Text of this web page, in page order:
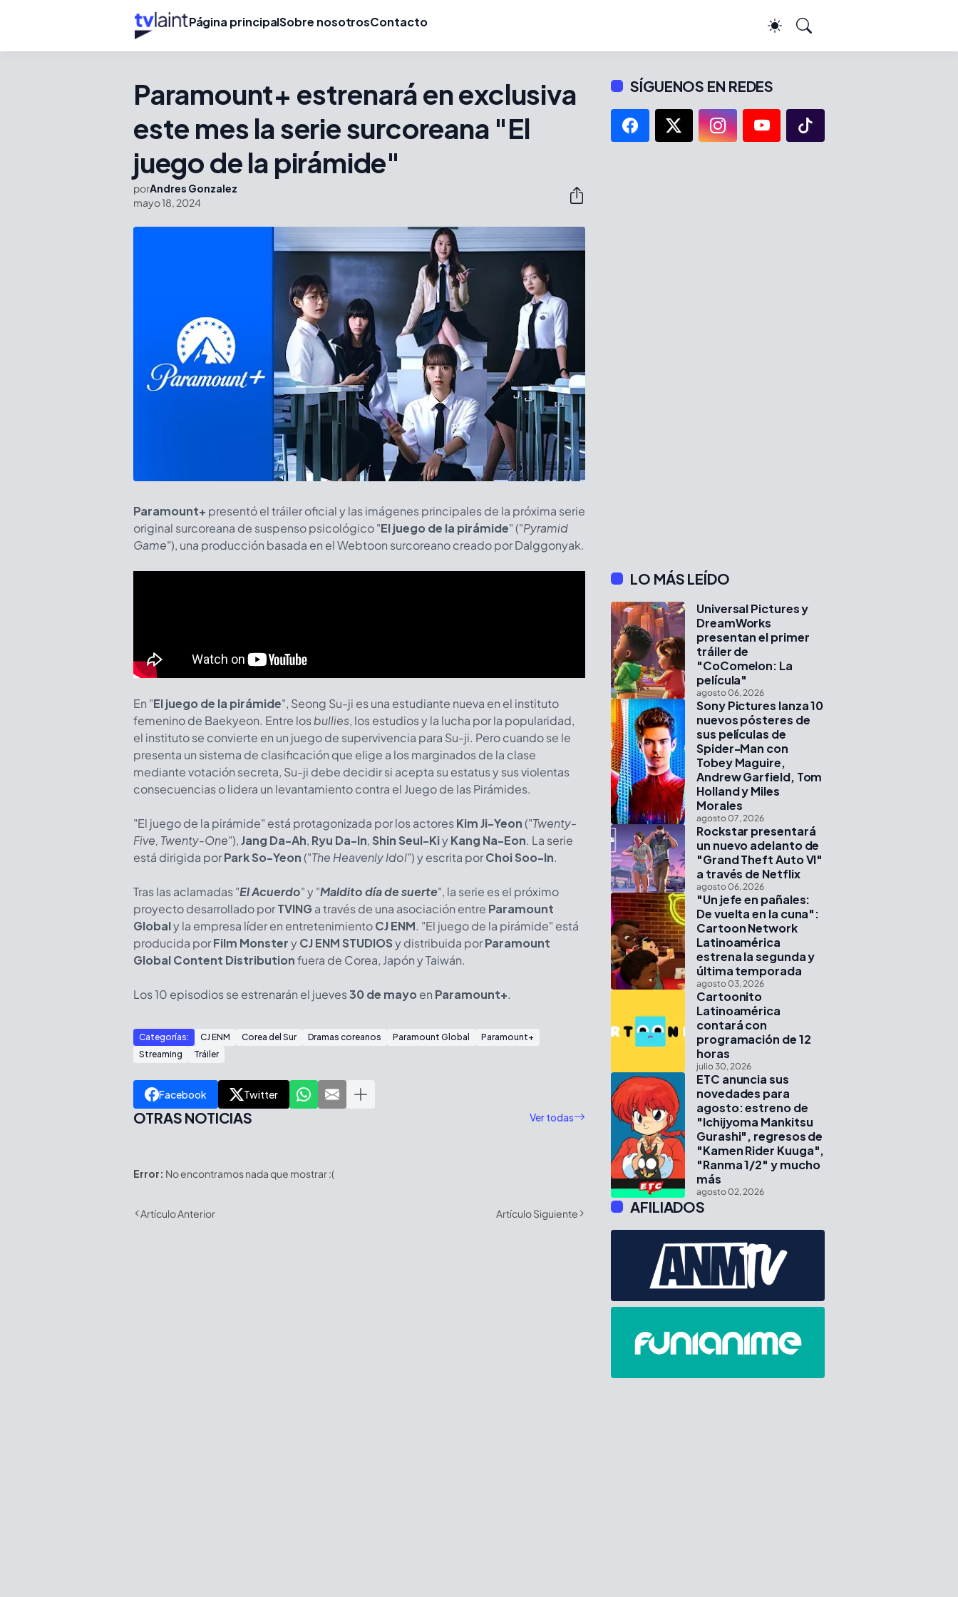
Página principalSobre nosotrosContacto
Paramount+ estrenará en exclusiva
este mes la serie surcoreana "El
juego de la pirámide"
porAndres Gonzalez
mayo 18, 2024
Paramount+ presentó el tráiler oficial y las imágenes principales de la próxima serie
original surcoreana de suspenso psicológico "El juego de la pirámide" ("Pyramid
Game"), una producción basada en el Webtoon surcoreano creado por Dalggonyak.
En "El juego de la pirámide", Seong Su-ji es una estudiante nueva en el instituto
femenino de Baekyeon. Entre losbullies, los estudios y la lucha por la popularidad,
el instituto se convierte en un juego de supervivencia para Su-ji. Pero cuando se le
presenta un sistema de clasificación que elige a los marginados de la clase
mediante votación secreta, Su-ji debe decidir si acepta su estatus y sus violentas
consecuencias o lidera un levantamiento contra el Juego de las Pirámides.
"El juego de la pirámide" está protagonizada por los actoresKim Ji-Yeon("Twenty-
Five, Twenty-One"),Jang Da-Ah, Ryu Da-In, Shin Seul-KiyKang Na-Eon. La serie
está dirigida porPark So-Yeon("The Heavenly Idol") y escrita porChoi Soo-In.
Tras las aclamadas"El Acuerdo"y "Maldito día de suerte", la serie es el próximo
proyecto desarrollado porTVINGa través de una asociación entre Paramount
Globaly la empresa líder en entretenimientoCJ ENM. "El juego de la pirámide" está
producida porFilm MonsteryCJ ENM STUDIOSy distribuida porParamount
Global Content Distributionfuera de Corea, Japón y Taiwán.
Los 10 episodios se estrenarán el jueves30 de mayo en Paramount+.
Categorías: CJ ENM Corea del Sur Dramas coreanos Paramount Global
Paramount+
Streaming
Tráiler
Facebook Twitter
OTRAS NOTICIAS Ver todas
Error: No encontramos nada que mostrar :(
Artículo Anterior Artículo Siguiente
SÍGUENOS EN REDES
LO MÁS LEÍDO
Universal Pictures y
DreamWorks
presentan el primer
tráiler de
"CoComelon: La
película"
agosto 06, 2026
Sony Pictures lanza 10
nuevos pósteres de
sus películas de
Spider-Man con
Tobey Maguire,
Andrew Garfield, Tom
Holland y Miles
Morales
agosto 07, 2026
Rockstar presentará
un nuevo adelanto de
"Grand Theft Auto VI"
a través de Netflix
agosto 06, 2026
"Un jefe en pañales:
De vuelta en la cuna":
Cartoon Network
Latinoamérica
estrena la segunda y
última temporada
agosto 03, 2026
Cartoonito
Latinoamérica
contará con
programación de 12
horas
julio 30, 2026
ETC anuncia sus
novedades para
agosto: estreno de
"Ichijyoma Mankitsu
Gurashi", regresos de
"Kamen Rider Kuuga",
"Ranma 1/2" y mucho
más
agosto 02, 2026
AFILIADOS